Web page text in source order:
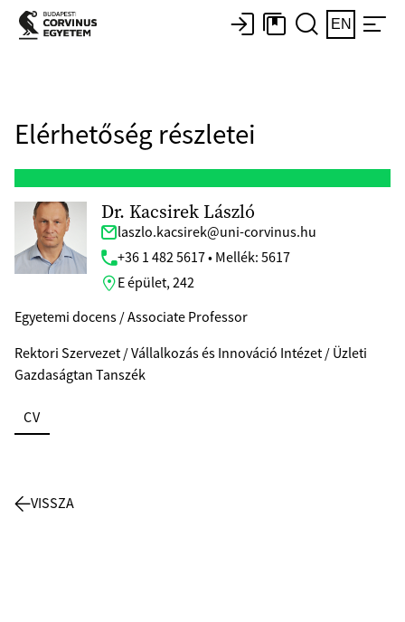
EN
Elérhetőség részletei
Dr. Kacsirek László
laszlo.kacsirek@uni-corvinus.hu
+36 1 482 5617 • Mellék: 5617
E épület, 242
Egyetemi docens / Associate Professor
Rektori Szervezet / Vállalkozás és Innováció Intézet / Üzleti
Gazdaságtan Tanszék
CV
VISSZA